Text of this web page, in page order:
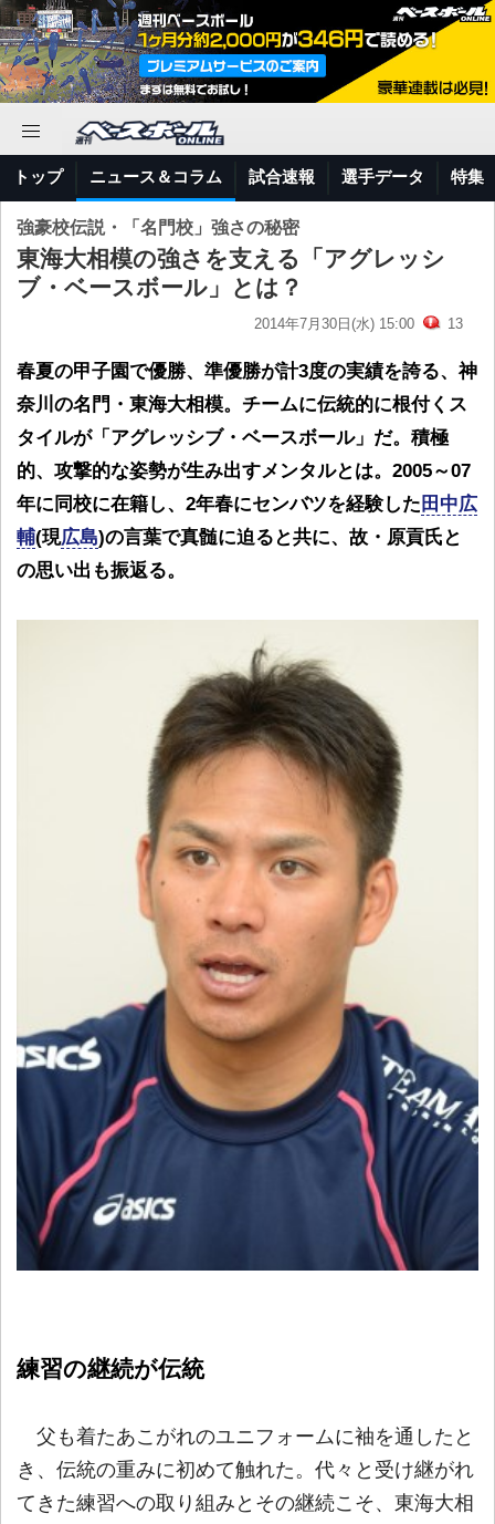
トップ ニュース＆コラム 試合速報 選手データ 特集
強豪校伝説・「名門校」強さの秘密
東海大相模の強さを支える「アグレッシ
ブ・ベースボール」とは？
2014年7月30日(水) 15:00 13
春夏の甲子園で優勝、準優勝が計3度の実績を誇る、神
奈川の名門・東海大相模。チームに伝統的に根付くス
タイルが「アグレッシブ・ベースボール」だ。積極
的、攻撃的な姿勢が生み出すメンタルとは。2005～07
年に同校に在籍し、2年春にセンバツを経験した 田中広
輔(現広島)の言葉で真髄に迫ると共に、故・原貢氏と
の思い出も振返る。
練習の継続が伝統
父も着たあこがれのユニフォームに袖を通したと
き、伝統の重みに初めて触れた。代々と受け継がれ
てきた練習への取り組みとその継続こそ、東海大相